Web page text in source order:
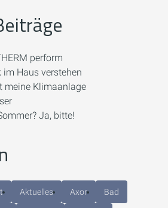
perform
im Haus verstehen
meine Klimaanlage
Ja, bitte!
Aktuelles Axor Bad